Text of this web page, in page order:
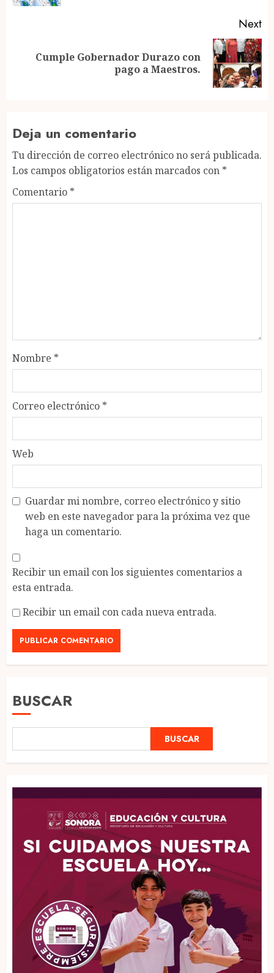
Next
NextCumple Gobernador Durazo con
pago a Maestros.
Deja un comentario
Tu dirección de correo electrónico no será publicada.
Los campos obligatorios están marcados con *
Comentario *
Nombre *
Correo electrónico *
Web
Guardar mi nombre, correo electrónico y sitio
web en este navegador para la próxima vez que
haga un comentario.
Recibir un email con los siguientes comentarios a
esta entrada.
Recibir un email con cada nueva entrada.
BUSCAR
BUSCAR